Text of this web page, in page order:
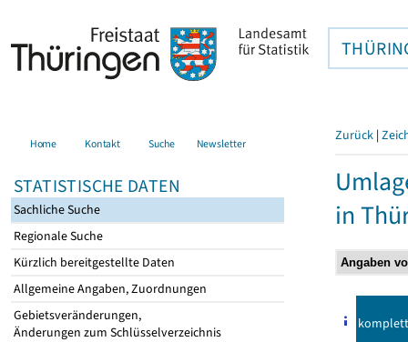
Home Kontakt Suche Newsletter
STATISTISCHE DATEN
Sachliche Suche
Regionale Suche
Kürzlich bereitgestellte Daten
Allgemeine Angaben, Zuordnungen
Gebietsveränderungen,
Änderungen zum Schlüsselverzeichnis
Zurück |
in
komplett